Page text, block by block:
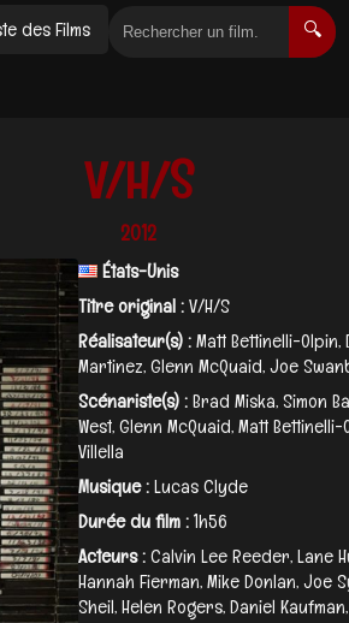
des Films 🔍
V/H/S
2012
États-Unis
Titre original :V/H/S
Réalisateur(s) :Matt Bettinelli-
Martinez, Glenn McQuaid, Joe
Scénariste(s) :Brad Miska, Simon
West, Glenn McQuaid, Matt
Villella
Musique :Lucas Clyde
Durée du film :1h56
Acteurs :Calvin Lee Reeder, Lane
Hannah Fierman, Mike Donlan, Joe
Sheil, Helen Rogers, Daniel